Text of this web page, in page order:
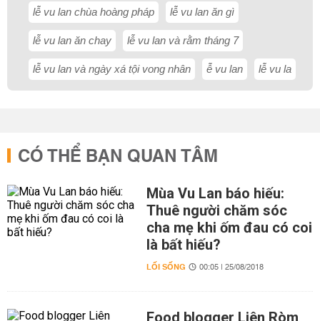
lễ vu lan chùa hoàng pháp lễ vu lan ăn gì
lễ vu lan ăn chay lễ vu lan và rằm tháng 7
lễ vu lan và ngày xá tội vong nhân ễ vu lan lễ vu la
CÓ THỂ BẠN QUAN TÂM
Mùa Vu Lan báo hiếu:
Thuê người chăm sóc
cha mẹ khi ốm đau có coi
là bất hiếu?
LỐI SỐNG 00:05 | 25/08/2018
Food blogger Liên Ròm